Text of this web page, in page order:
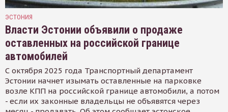
ЭСТОНИЯ
Власти Эстонии объявили о продаже
оставленных на российской границе
автомобилей
С октября 2025 года Транспортный департамент
Эстонии начнет изымать оставленные на парковке
возле КПП на российской границе автомобили, а потом
- если их законные владельцы не объявятся через